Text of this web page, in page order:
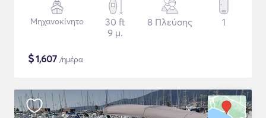
Μηχανοκίνητο
30 ft
9 μ.
8 Πλεύσης 1
$1,607 /ημέρα